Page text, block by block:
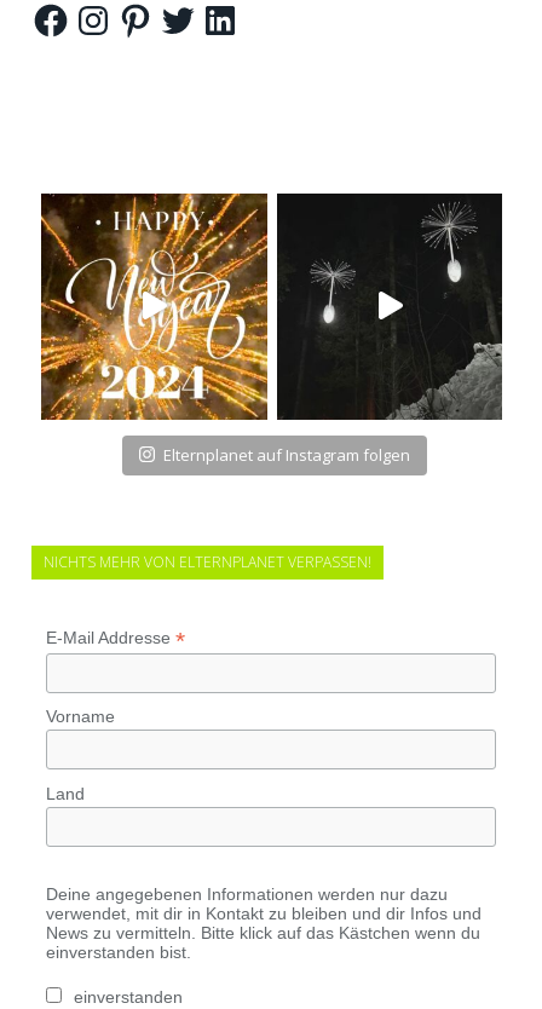
FacebookInstagramPinterestTwitterLinkedIn
Elternplanet auf Instagram folgen
NICHTS MEHR VON ELTERNPLANET VERPASSEN!
E-Mail Addresse *
Vorname
Land
Deine angegebenen Informationen werden nur dazu
verwendet, mit dir in Kontakt zu bleiben und dir Infos und
News zu vermitteln. Bitte klick auf das Kästchen wenn du
einverstanden bist.
einverstanden